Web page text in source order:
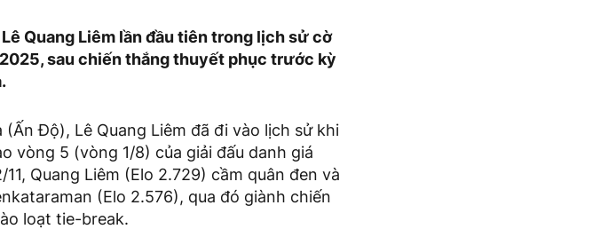
Quang Liêm lần đầu tiên trong lịch sử cờ
sau chiến thắng thuyết phục trước kỳ
Độ), Lê Quang Liêm đã đi vào lịch sử khi
vòng 5 (vòng 1/8) của giải đấu danh giá
Quang Liêm (Elo 2.729) cầm quân đen và
(Elo 2.576), qua đó giành chiến
loạt tie-break.